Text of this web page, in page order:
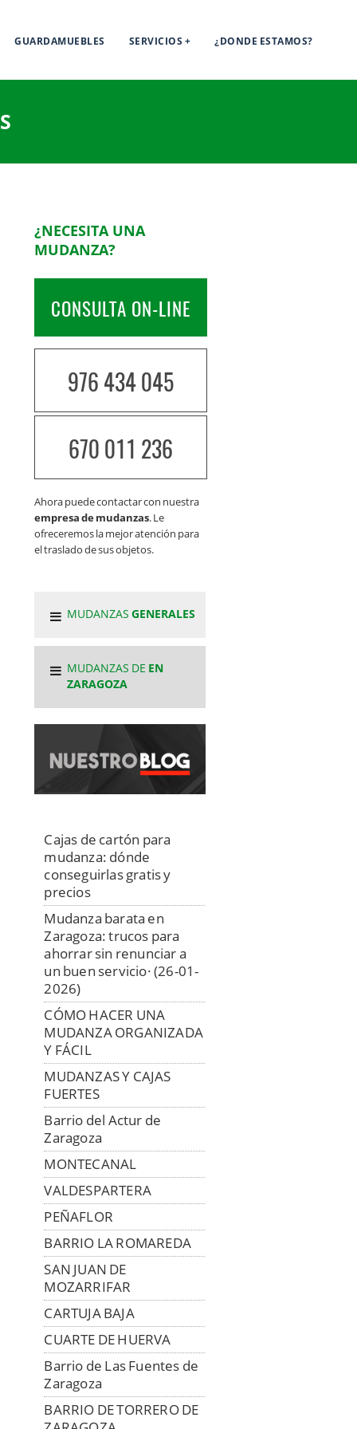
GUARDAMUEBLES SERVICIOS ¿DONDE ESTAMOS?
¿NECESITA UNA
MUDANZA?
CONSULTA ON-LINE
976 434 045
670 011 236
Ahora puede contactar con nuestra
empresa de mudanzas. Le
ofreceremos la mejor atención para
el traslado de sus objetos.
MUDANZAS GENERALES
MUDANZAS DE EN
ZARAGOZA
Cajas de cartón para
mudanza: dónde
conseguirlas gratis y
precios
Mudanza barata en
Zaragoza: trucos para
ahorrar sin renunciar a
un buen servicio· (26-01-
2026)
CÓMO HACER UNA
MUDANZA ORGANIZADA
Y FÁCIL
MUDANZAS Y CAJAS
FUERTES
Barrio del Actur de
Zaragoza
MONTECANAL
VALDESPARTERA
PEÑAFLOR
BARRIO LA ROMAREDA
SAN JUAN DE
MOZARRIFAR
CARTUJA BAJA
CUARTE DE HUERVA
Barrio de Las Fuentes de
Zaragoza
BARRIO DE TORRERO DE